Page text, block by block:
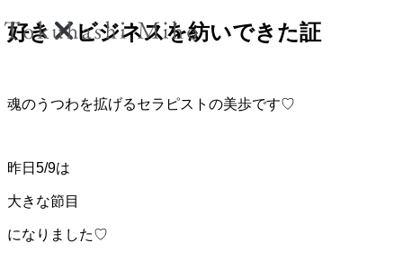
好き ビジネスを紡いできた証
魂のうつわを拡げるセラピストの美歩です♡
昨日5/9は
大きな節目
になりました♡